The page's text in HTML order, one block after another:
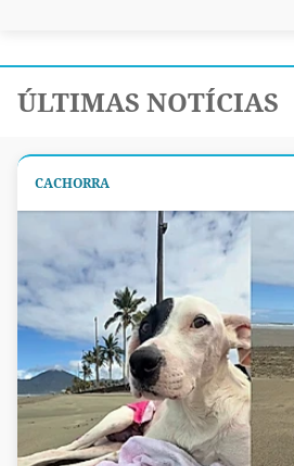
ÚLTIMAS NOTÍCIAS
CACHORRA